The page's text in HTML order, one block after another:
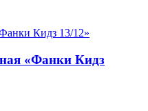
«Фанки Кидз